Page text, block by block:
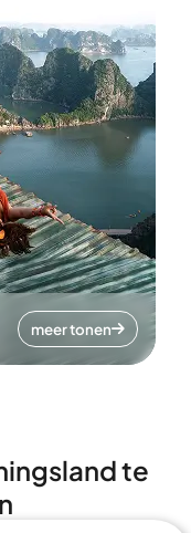
meer tonen
te